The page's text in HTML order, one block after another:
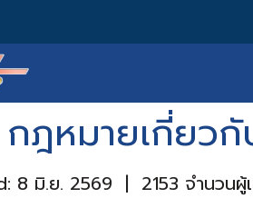
ฎหมายเกี่ยว
8 มิ.ย. 2569 | 2153 จำนวนผู้